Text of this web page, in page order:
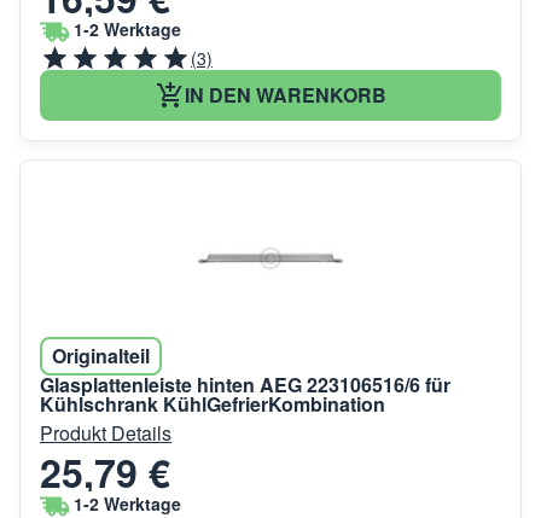
1-2 Werktage
(3)
IN DEN WARENKORB
Originalteil
Glasplattenleiste hinten AEG 223106516/6 für
Kühlschrank KühlGefrierKombination
Produkt Details
25,79 €
1-2 Werktage